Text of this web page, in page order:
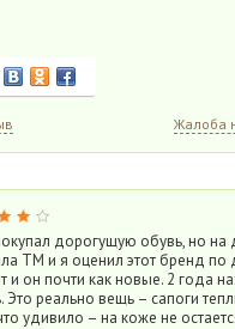
Жалоба
дорогущую обувь, но
ТМ и я оценил этот бренд по
и он почти как новые. 2 года
реально вещь – сапоги
удивило – на коже не